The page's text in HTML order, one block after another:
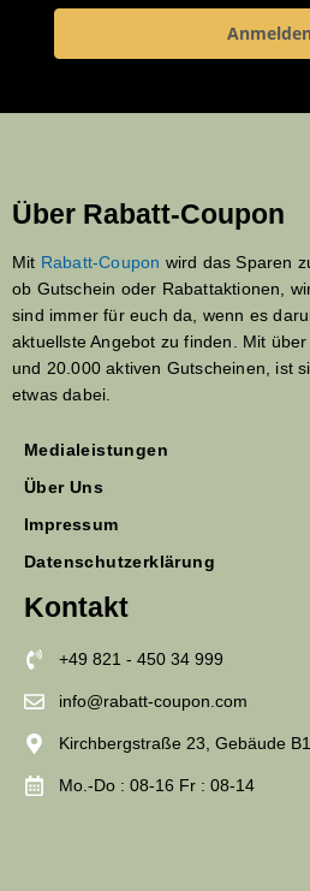
Über Rabatt-Coupon
Mit Rabatt-Coupon wird das Sparen
ob Gutschein oder Rabattaktionen,
sind immer für euch da, wenn es
aktuellste Angebot zu finden. Mit
und 20.000 aktiven Gutscheinen, ist
etwas dabei.
Medialeistungen
Über Uns
Impressum
Datenschutzerklärung
Kontakt
+49 821 - 450 34 999
info@rabatt-coupon.com
Kirchbergstraße 23, Gebäude
Mo.-Do : 08-16 Fr : 08-14